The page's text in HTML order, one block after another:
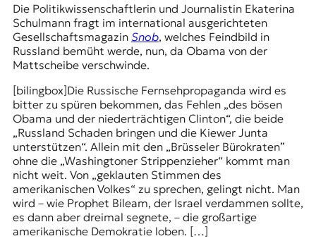
Die Politikwissenschaftlerin und Journalistin Ekaterina
Schulmann fragt im international ausgerichteten
Gesellschaftsmagazin Snob, welches Feindbild in
Russland bemüht werde, nun, da Obama von der
Mattscheibe verschwinde.
[bilingbox]Die Russische Fernsehpropaganda wird es
bitter zu spüren bekommen, das Fehlen „des bösen
Obama und der niederträchtigen Clinton“, die beide
„Russland Schaden bringen und die Kiewer Junta
unterstützen“. Allein mit den „Brüsseler Bürokraten”
ohne die „Washingtoner Strippenzieher“ kommt man
nicht weit. Von „geklauten Stimmen des
amerikanischen Volkes“ zu sprechen, gelingt nicht. Man
wird – wie Prophet Bileam, der Israel verdammen sollte,
es dann aber dreimal segnete, – die großartige
amerikanische Demokratie loben. […]